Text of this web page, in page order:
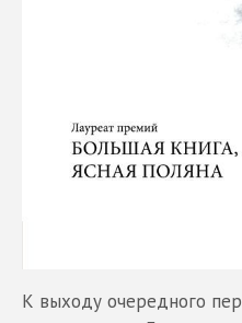
К выходу очередного